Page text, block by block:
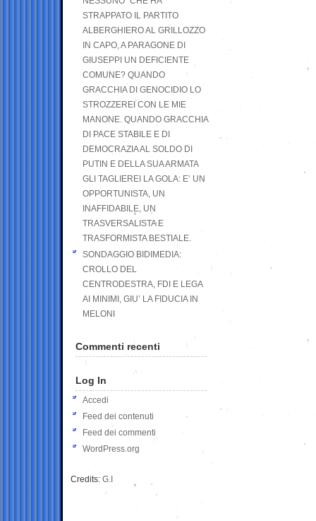
STRAPPATO IL PARTITO
ALBERGHIERO AL GRILLOZZO
IN CAPO, A PARAGONE DI
GIUSEPPI UN DEFICIENTE
COMUNE? QUANDO
GRACCHIA DI GENOCIDIO LO
STROZZEREI CON LE MIE
MANONE. QUANDO GRACCHIA
DI PACE STABILE E DI
DEMOCRAZIA AL SOLDO DI
PUTIN E DELLA SUA ARMATA
GLI TAGLIEREI LA GOLA: E’ UN
OPPORTUNISTA, UN
INAFFIDABILE, UN
TRASVERSALISTA E
TRASFORMISTA BESTIALE.
SONDAGGIO BIDIMEDIA:
CROLLO DEL
CENTRODESTRA, FDI E LEGA
AI MINIMI, GIU’ LA FIDUCIA IN
MELONI
Commenti recenti
Log In
Accedi
Feed dei contenuti
Feed dei commenti
WordPress.org
Credits: G.I